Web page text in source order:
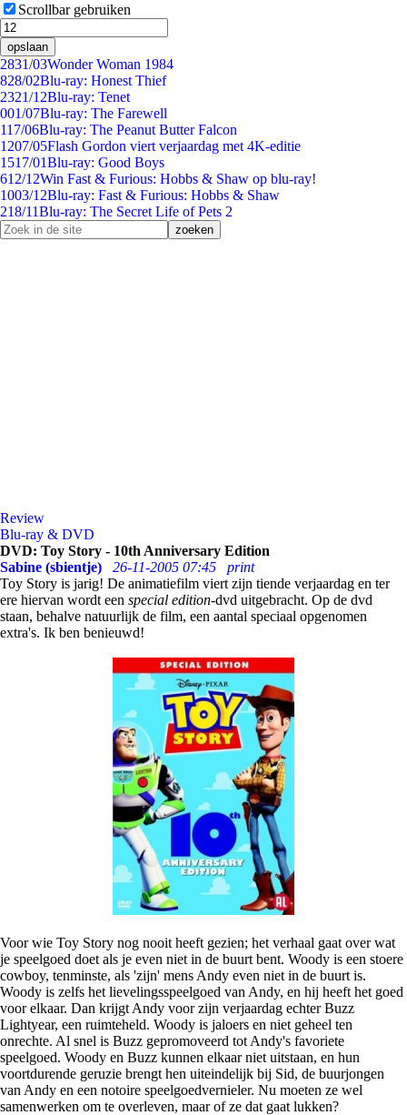
Scrollbar gebruiken
opslaan
2831/03Wonder Woman 1984
828/02Blu-ray: Honest Thief
2321/12Blu-ray: Tenet
001/07Blu-ray: The Farewell
117/06Blu-ray: The Peanut Butter Falcon
1207/05Flash Gordon viert verjaardag met 4K-editie
1517/01Blu-ray: Good Boys
612/12Win Fast & Furious: Hobbs & Shaw op blu-ray!
1003/12Blu-ray: Fast & Furious: Hobbs & Shaw
218/11Blu-ray: The Secret Life of Pets 2
Review
Blu-ray & DVD
DVD: Toy Story - 10th Anniversary Edition
Sabine (sbientje)
26-11-2005 07:45
print
Toy Story is jarig! De animatiefilm viert zijn tiende verjaardag en ter
ere hiervan wordt een special edition-dvd uitgebracht. Op de dvd
staan, behalve natuurlijk de film, een aantal speciaal opgenomen
extra's. Ik ben benieuwd!
Voor wie Toy Story nog nooit heeft gezien; het verhaal gaat over wat
je speelgoed doet als je even niet in de buurt bent. Woody is een stoere
cowboy, tenminste, als 'zijn' mens Andy even niet in de buurt is.
Woody is zelfs het lievelingsspeelgoed van Andy, en hij heeft het goed
voor elkaar. Dan krijgt Andy voor zijn verjaardag echter Buzz
Lightyear, een ruimteheld. Woody is jaloers en niet geheel ten
onrechte. Al snel is Buzz gepromoveerd tot Andy's favoriete
speelgoed. Woody en Buzz kunnen elkaar niet uitstaan, en hun
voortdurende geruzie brengt hen uiteindelijk bij Sid, de buurjongen
van Andy en een notoire speelgoedvernieler. Nu moeten ze wel
samenwerken om te overleven, maar of ze dat gaat lukken?